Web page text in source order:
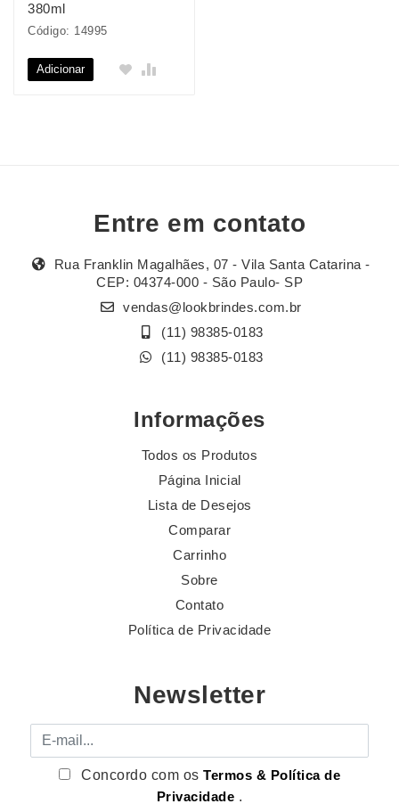
380ml
Código: 14995
Adicionar
Entre em contato
Rua Franklin Magalhães, 07 - Vila Santa Catarina -
CEP: 04374-000 - São Paulo- SP
vendas@lookbrindes.com.br
(11) 98385-0183
(11) 98385-0183
Informações
Todos os Produtos
Página Inicial
Lista de Desejos
Comparar
Carrinho
Sobre
Contato
Política de Privacidade
Newsletter
E-mail
Concordo com osTermos & Política de
Privacidade .